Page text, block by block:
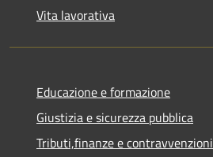
Vita lavorativa
Educazione e formazione
Giustizia e sicurezza pubblica
Tributi,finanze e contravvenzioni